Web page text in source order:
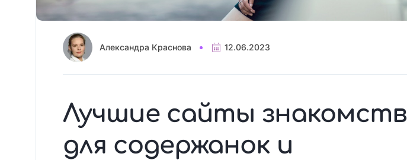
Александра Краснова 12.06.2023
Лучшие сайты знакомств
для содержанок и